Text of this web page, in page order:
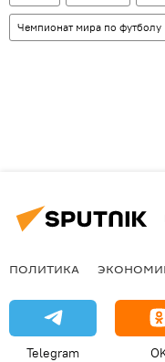
Чемпионат мира по футболу
ПОЛИТИКА
Telegram